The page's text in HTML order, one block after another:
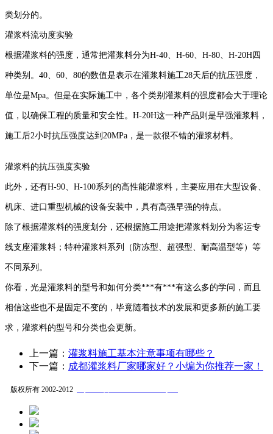
类划分的。
灌浆料流动度实验
根据灌浆料的强度，通常把灌浆料分为H-40、H-60、H-80、H-20H四
种类别。40、60、80的数值是表示在灌浆料施工28天后的抗压强度，
单位是Mpa。但是在实际施工中，各个类别灌浆料的强度都会大于理论
值，以确保工程的质量和安全性。H-20H这一种产品则是早强灌浆料，
施工后2小时抗压强度达到20MPa，是一款很不错的灌浆材料。
灌浆料的抗压强度实验
此外，还有H-90、H-100系列的高性能灌浆料，主要应用在大型设备、
机床、进口重型机械的设备安装中，具有高强早强的特点。
除了根据灌浆料的强度划分，还根据施工用途把灌浆料划分为客运专
线支座灌浆料；特种灌浆料系列（防冻型、超强型、耐高温型等）等
不同系列。
你看，光是灌浆料的型号和如何分类***有***有这么多的学问，而且
相信这些也不是固定不变的，毕竟随着技术的发展和更多新的施工要
求，灌浆料的型号和分类也会更新。
上一篇： 灌浆料施工基本注意事项有哪些？
下一篇： 成都灌浆料厂家哪家好？小编为你推荐一家！
版权所有 2002-2012